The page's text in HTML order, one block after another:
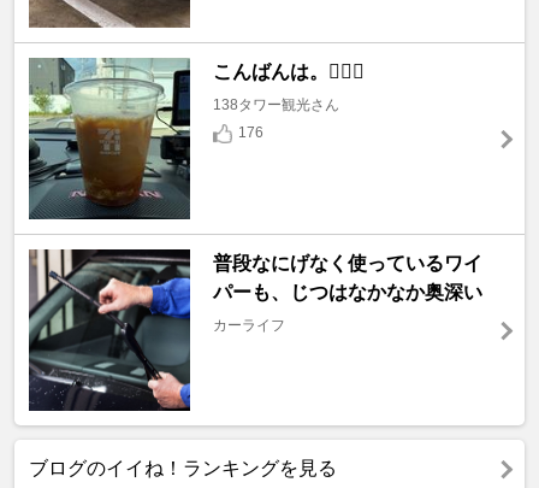
こんばんは。🙇🏼‍♂️
138タワー観光さん
176
普段なにげなく使っているワイ
パーも、じつはなかなか奥深い
カーライフ
ブログのイイね！ランキングを見る